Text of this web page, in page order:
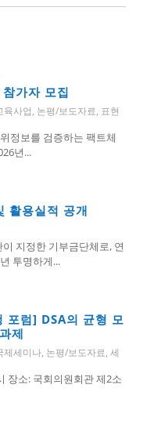
가자 모집
육사업, 논평/보도자료, 표현
정보를 검증하는 팩트체
년...
활용실적 공개
지정한 기부금단체로, 연
투명하게...
포럼] DSA의 균형 모
제
제세미나, 논평/보도자료, 세
장소: 국회의원회관 제2소